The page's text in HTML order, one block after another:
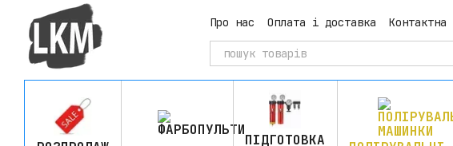
Перейти до основного контенту
Про нас Оплата і доставка Контактна
ПІДГОТОВКА